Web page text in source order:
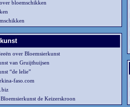
bloemschikken
over Bloemsierkunst
van Gruijthuijsen
“de lelie”
faso.com
de Keizerskroon